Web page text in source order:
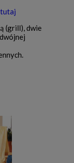
(grill), dwie